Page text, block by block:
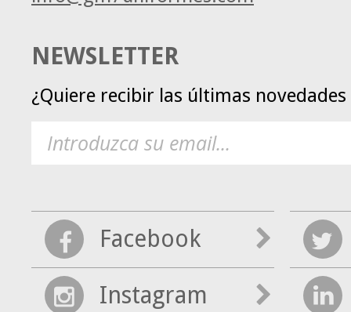
NEWSLETTER
¿Quiere recibir las últimas
Facebook
Instagram